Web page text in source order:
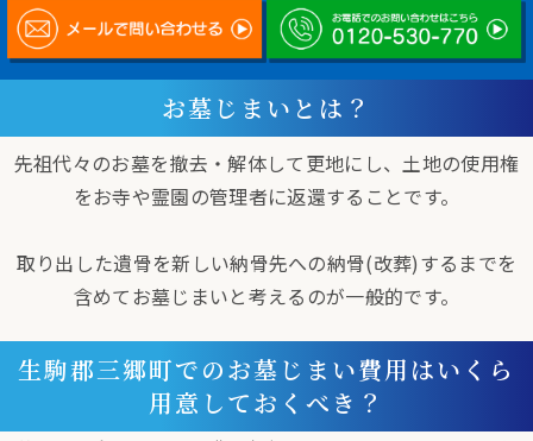
お墓じまいとは？
先祖代々のお墓を撤去・解体して更地にし、土地の使用権
をお寺や霊園の管理者に返還することです。
取り出した遺骨を新しい納骨先への納骨(改葬)するまでを
含めてお墓じまいと考えるのが一般的です。
生駒郡三郷町でのお墓じまい費用はいくら
用意しておくべき？